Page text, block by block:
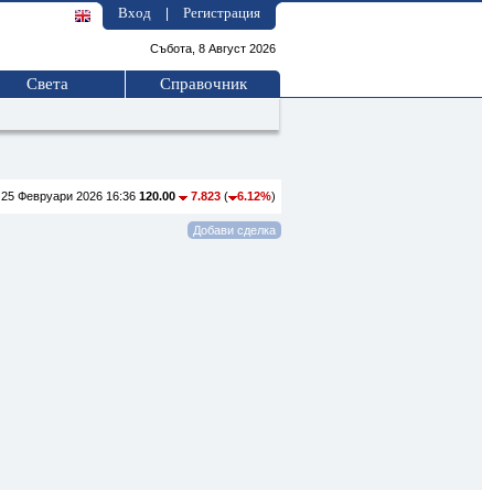
Вход Регистрация
Събота, 8 Август 2026
Света Справочник
25 Февруари 2026 16:36 120.00 7.823 ( 6.12%)